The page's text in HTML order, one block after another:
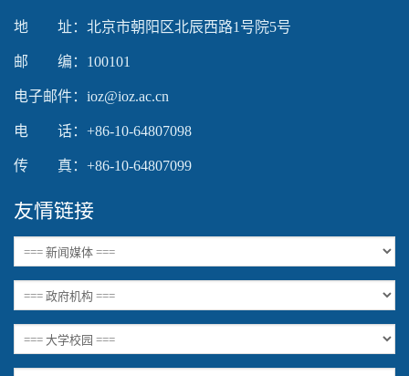
地 址：北京市朝阳区北辰西路1号院5号
邮 编：100101
电子邮件：ioz@ioz.ac.cn
电 话：+86-10-64807098
传 真：+86-10-64807099
友情链接